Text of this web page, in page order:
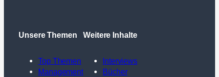
Unsere Themen
Top Themen
Management
Weitere Inhalte
Interviews
Bücher